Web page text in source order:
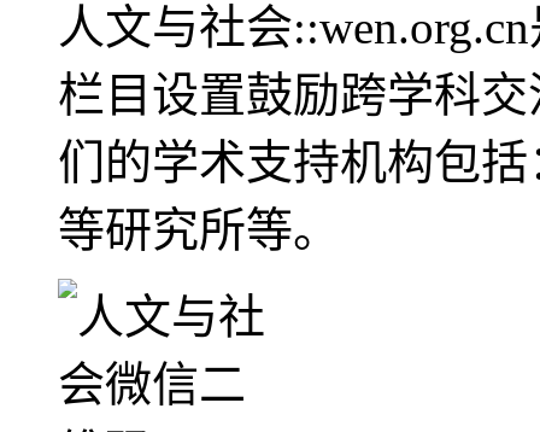
人文与社会
栏目设置鼓励跨学科
们的学术支持机构包
等研究所等。